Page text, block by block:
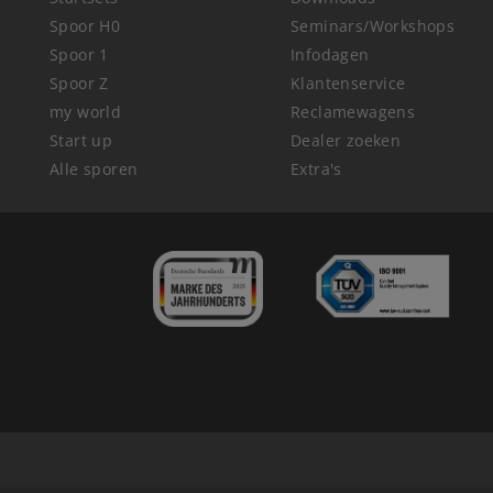
Spoor H0
Spoor 1
Spoor Z
my world
Start up
Alle sporen
Seminars/Workshops
Infodagen
Klantenservice
Reclamewagens
Dealer zoeken
Extra's